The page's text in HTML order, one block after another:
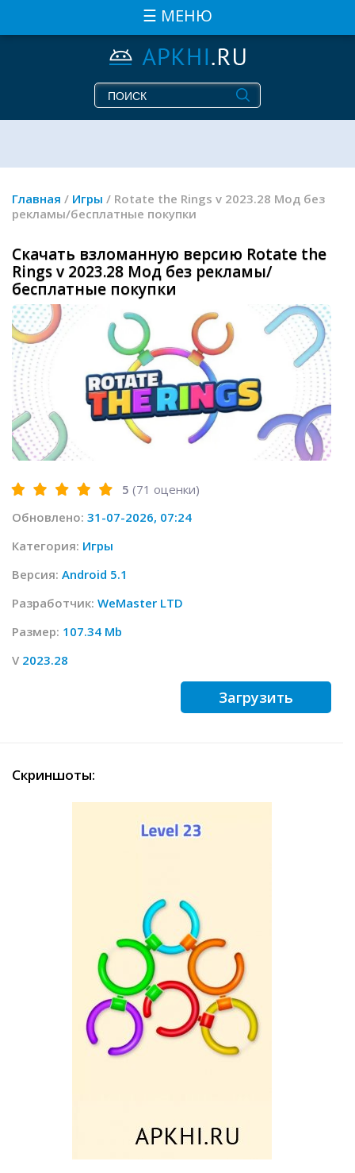
☰ МЕНЮ
Главная / Игры / Rotate the Rings v 2023.28 Мод без
рекламы/бесплатные покупки
Скачать взломанную версию Rotate the
Rings v 2023.28 Мод без рекламы/
бесплатные покупки
5 (71 оценки)
Обновлено: 31-07-2026, 07:24
Категория: Игры
Версия: Android 5.1
Разработчик: WeMaster LTD
Размер: 107.34 Mb
V 2023.28
Загрузить
Скриншоты: